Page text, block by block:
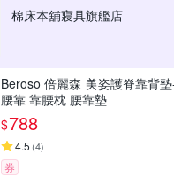
棉床本舖寢具旗艦店
Beroso 倍麗森 美姿護脊靠背
腰靠 靠腰枕 腰靠墊
$788
4.5 (4)
券